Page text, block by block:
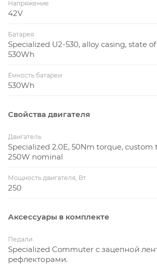
Напряжение
42V
Батарея
Specialized U2-530, alloy casing, state
530Wh
Ёмкость батареи
530Wh
Свойства двигателя
Двигатель
Specialized 2.0E, 50Nm torque,
250W nominal
Мощность двигателя, Вт
250
Аксессуары в комплекте
Педали
Specialized Commuter с зацепной
рефлекторами.